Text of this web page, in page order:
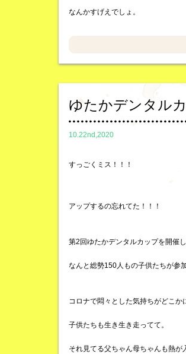
なんかすげえでしょ。
ゆたかデンタル
10.22nd,2020
すっごくミス！！！
アップするの忘れてた！！！
第2回ゆたかデンタルカップを開催
なんと総勢150人もの子供たちが参
コロナで悶々とした気持ちがどこか
子供たちも生き生き走ってて。
それ見てる父ちゃん母ちゃんも熱が